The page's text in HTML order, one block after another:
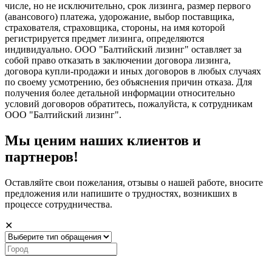
числе, но не исключительно, срок лизинга, размер первого
(авансового) платежа, удорожание, выбор поставщика,
страхователя, страховщика, стороны, на имя которой
регистрируется предмет лизинга, определяются
индивидуально. ООО "Балтийский лизинг" оставляет за
собой право отказать в заключении договора лизинга,
договора купли-продажи и иных договоров в любых случаях
по своему усмотрению, без объяснения причин отказа. Для
получения более детальной информации относительно
условий договоров обратитесь, пожалуйста, к сотрудникам
ООО "Балтийский лизинг".
Мы ценим наших клиентов и
партнеров!
Оставляйте свои пожелания, отзывы о нашей работе, вносите
предложения или напишите о трудностях, возникших в
процессе сотрудничества.
✕